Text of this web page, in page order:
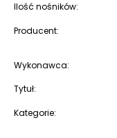
Ilość nośników:
Producent:
Wykonawca:
Tytuł:
Kategorie: